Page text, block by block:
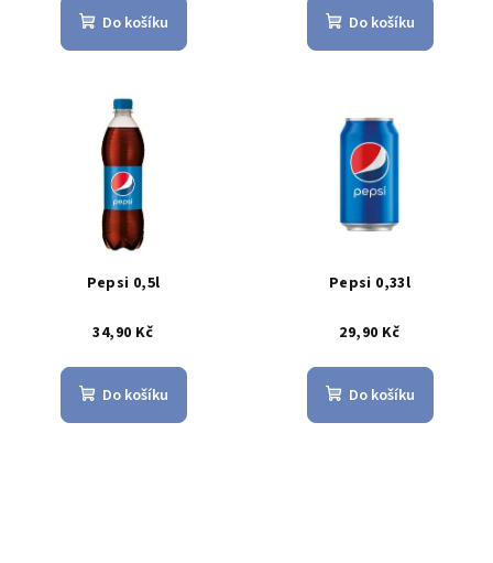
Do košíku Do košíku
Pepsi 0,5l
34,90 Kč
Do košíku
Pepsi 0,33l
29,90 Kč
Do košíku